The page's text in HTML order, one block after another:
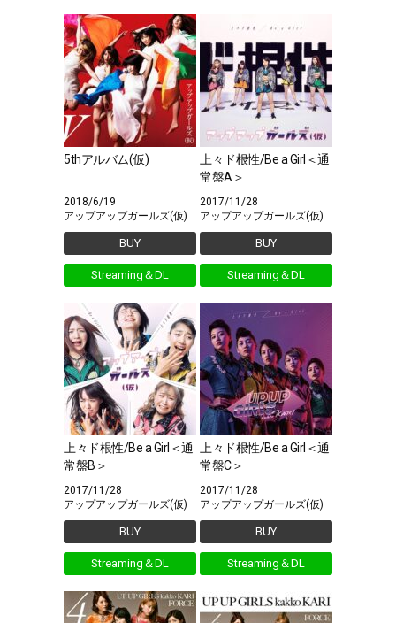
5thアルバム(仮)
2018/6/19
アップアップガールズ(仮)
BUY
Streaming＆DL
上々ド根性/Be a Girl＜通
常盤A＞
2017/11/28
アップアップガールズ(仮)
BUY
Streaming＆DL
上々ド根性/Be a Girl＜通
常盤B＞
2017/11/28
アップアップガールズ(仮)
BUY
Streaming＆DL
上々ド根性/Be a Girl＜通
常盤C＞
2017/11/28
アップアップガールズ(仮)
BUY
Streaming＆DL